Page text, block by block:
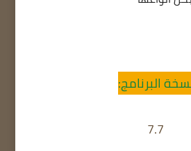
البرنامج:
7.7